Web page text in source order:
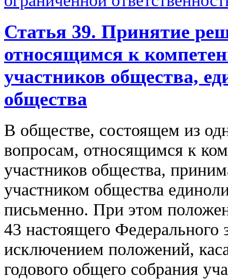
Статья 39. Принятие
относящимся к
участников общества,
общества
В обществе, состоящем из
вопросам, относящимся к
участников общества,
участником общества
письменно. При этом
43 настоящего Федерального
исключением положений,
годового общего собрания